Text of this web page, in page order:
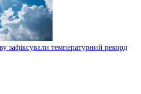
зафіксували температурний рекорд